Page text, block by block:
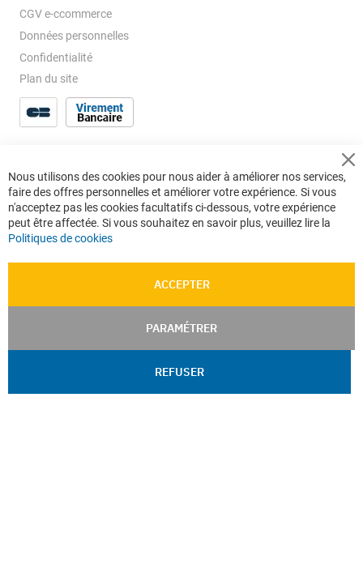
CGV e-ccommerce
Données personnelles
Confidentialité
Plan du site
Nous utilisons des cookies pour nous aider à améliorer nos services,
faire des offres personnelles et améliorer votre expérience. Si vous
n'acceptez pas les cookies facultatifs ci-dessous, votre expérience
peut être affectée. Si vous souhaitez en savoir plus, veuillez lire la
Politiques de cookies
ACCEPTER
PARAMÉTRER
REFUSER